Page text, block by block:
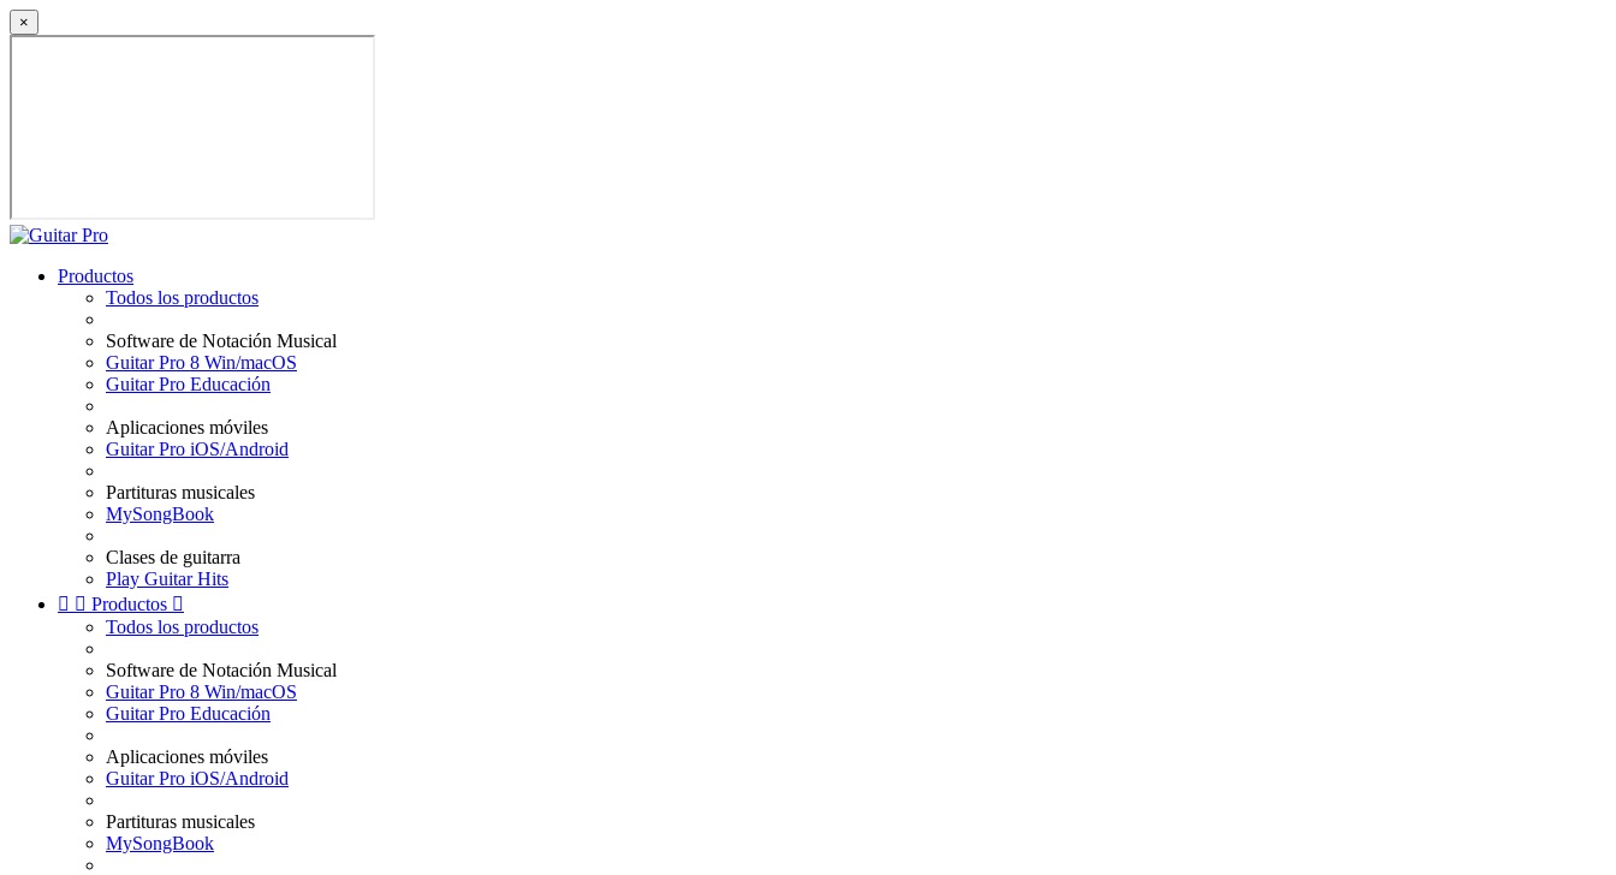
×
Productos
Todos los productos
Software de Notación Musical
Guitar Pro 8 Win/macOS
Guitar Pro Educación
Aplicaciones móviles
Guitar Pro iOS/Android
Partituras musicales
MySongBook
Clases de guitarra
Play Guitar Hits
  Productos 
Todos los productos
Software de Notación Musical
Guitar Pro 8 Win/macOS
Guitar Pro Educación
Aplicaciones móviles
Guitar Pro iOS/Android
Partituras musicales
MySongBook